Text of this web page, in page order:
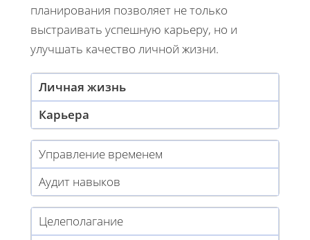
планирования позволяет не только
выстраивать успешную карьеру, но и
улучшать качество личной жизни.
Личная жизнь
Карьера
Управление временем
Аудит навыков
Целеполагание